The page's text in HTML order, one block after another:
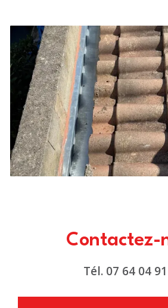
Contactez-
Tél. 07 64 04